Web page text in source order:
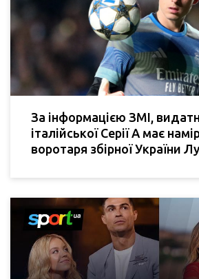
За інформацією ЗМІ,
італійської Серії А має
воротаря збірної України